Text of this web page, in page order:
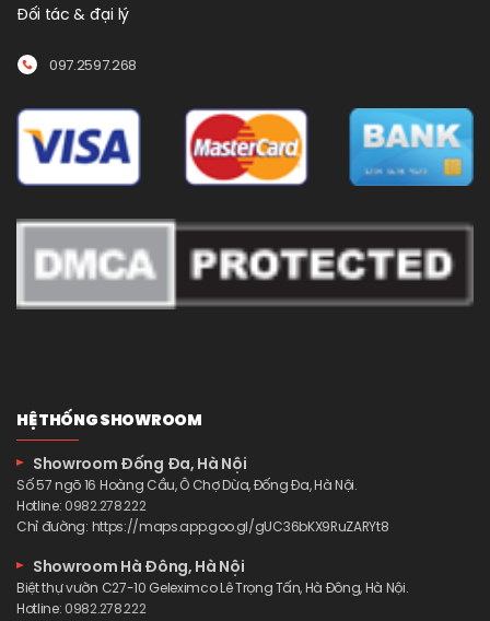
Đối tác & đại lý
097.2597.268
HỆ THỐNG SHOWROOM
Showroom Đống Đa, Hà Nội
Số 57 ngõ 16 Hoàng Cầu, Ô Chợ Dừa, Đống Đa, Hà Nội.
Hotline: 0982.278.222
Chỉ đường: https://maps.app.goo.gl/gUC36bKX9RuZARYt8
Showroom Hà Đông, Hà Nội
Biệt thự vườn C27-10 Geleximco Lê Trọng Tấn, Hà Đông, Hà Nội.
Hotline: 0982.278.222